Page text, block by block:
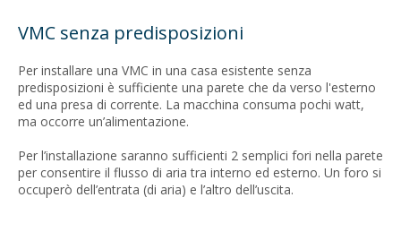
VMC senza predisposizioni
Per installare una VMC in una casa esistente senza
predisposizioni è sufficiente una parete che da verso l'esterno
ed una presa di corrente. La macchina consuma pochi watt,
ma occorre un’alimentazione.
Per l’installazione saranno sufficienti 2 semplici fori nella parete
per consentire il flusso di aria tra interno ed esterno. Un foro si
occuperò dell’entrata (di aria) e l’altro dell’uscita.